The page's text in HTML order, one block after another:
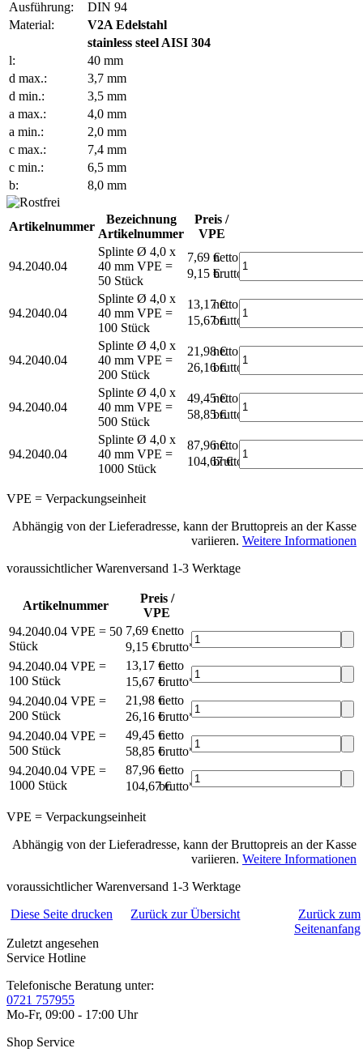
Ausführung:
DIN 94
Material:
V2A Edelstahl
stainless steel AISI 304
l:
40 mm
d max.:
3,7 mm
d min.:
3,5 mm
a max.:
4,0 mm
a min.:
2,0 mm
c max.:
7,4 mm
c min.:
6,5 mm
b:
8,0 mm
Artikelnummer
Bezeichnung
Artikelnummer
Preis /
VPE
94.2040.04
Splinte Ø 4,0 x
40 mm VPE =
50 Stück
7,69 €netto
9,15 €brutto*
94.2040.04
Splinte Ø 4,0 x
40 mm VPE =
100 Stück
13,17 €
netto
15,67 €brutto*
94.2040.04
Splinte Ø 4,0 x
40 mm VPE =
200 Stück
21,98 €
netto
26,16 €brutto*
94.2040.04
Splinte Ø 4,0 x
40 mm VPE =
500 Stück
49,45 €
netto
58,85 €brutto*
94.2040.04
Splinte Ø 4,0 x
40 mm VPE =
1000 Stück
87,96 €
netto
104,67 €
brutto*
VPE = Verpackungseinheit
Abhängig von der Lieferadresse, kann der Bruttopreis an der Kasse
variieren. Weitere Informationen
voraussichtlicher Warenversand 1-3 Werktage
Artikelnummer
Preis /
VPE
94.2040.04 VPE = 50
Stück
7,69 €netto
9,15 €brutto*
94.2040.04 VPE =
100 Stück
13,17 €netto
15,67 €brutto*
94.2040.04 VPE =
200 Stück
21,98 €netto
26,16 €brutto*
94.2040.04 VPE =
500 Stück
49,45 €netto
58,85 €brutto*
94.2040.04 VPE =
1000 Stück
87,96 €netto
104,67 €brutto*
VPE = Verpackungseinheit
Abhängig von der Lieferadresse, kann der Bruttopreis an der Kasse
variieren. Weitere Informationen
voraussichtlicher Warenversand 1-3 Werktage
Diese Seite drucken
Zurück zur Übersicht
Zurück zum
Seitenanfang
Zuletzt angesehen
Service Hotline
Telefonische Beratung unter:
0721 757955
Mo-Fr, 09:00 - 17:00 Uhr
Shop Service